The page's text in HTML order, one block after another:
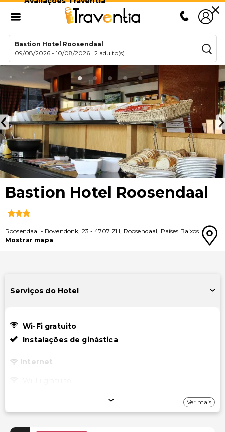
Bastion Hotel Roosendaal
09/08/2026 -10/08/2026 |2 adulto(s)
Bastion Hotel Roosendaal
Roosendaal - Bovendonk, 23 -4707 ZH, Roosendaal, Países Baixos
Mostrar mapa
Serviços do Hotel
Wi-Fi gratuito
Instalações de ginástica
Internet
Ver mais